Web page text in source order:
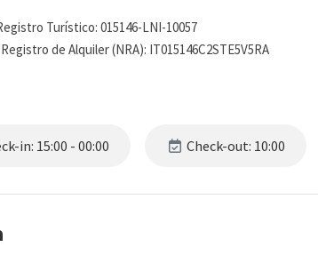
Turístico: 015146-LNI-10057
de Alquiler (NRA): IT015146C2STE5V5RA
in: 15:00 - 00:00 Check-out: 10:00